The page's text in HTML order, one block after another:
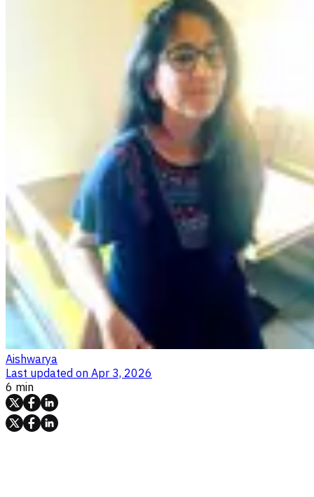
Aishwarya
Last updated on Apr 3, 2026
6 min